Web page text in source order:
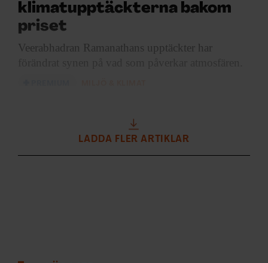
klimatupptäckterna bakom
priset
Veerabhadran Ramanathans upptäckter har
LADDA FLER ARTIKLAR